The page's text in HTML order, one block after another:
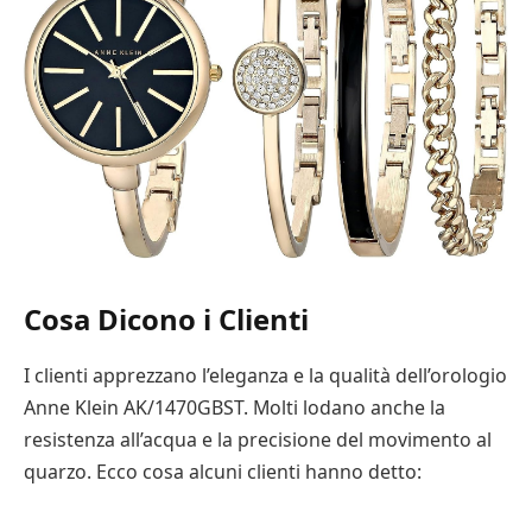
Cosa Dicono i Clienti
I clienti apprezzano l’eleganza e la qualità dell’orologio
Anne Klein AK/1470GBST. Molti lodano anche la
resistenza all’acqua e la precisione del movimento al
quarzo. Ecco cosa alcuni clienti hanno detto: